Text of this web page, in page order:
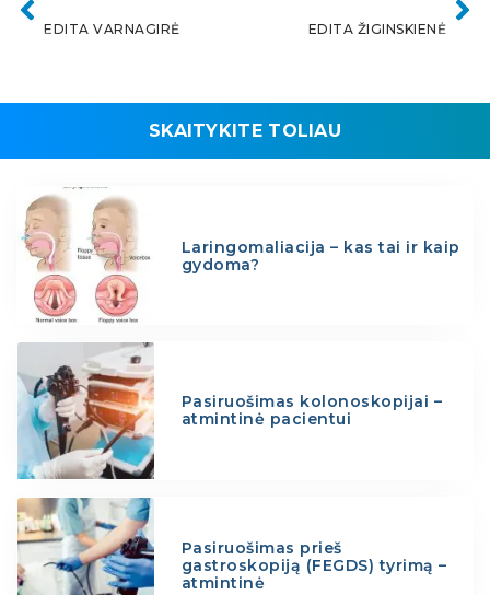
EDITA VARNAGIRĖ EDITA ŽIGINSKIENĖ
SKAITYKITE TOLIAU
Laringomaliacija – kas tai ir kaip
gydoma?
Pasiruošimas kolonoskopijai –
atmintinė pacientui
Pasiruošimas prieš
gastroskopiją (FEGDS) tyrimą –
atmintinė